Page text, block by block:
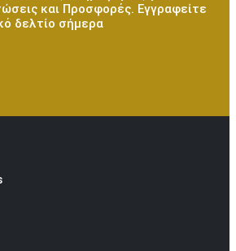
και Προσφορές. Εγγραφείτε
δελτίο σήμερα